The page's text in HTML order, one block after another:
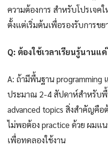
ความต้องการ สำหรับโปรเจค
ตั้งแต่เริ่มต้นเพื่อรองรับการข
Q: ต้องใช้เวลาเรียนรู้นานแ
A: ถ้ามีพื้นฐาน programming
ประมาณ 2-4 สัปดาห์สำหรับ
advanced topics สิ่งสำคัญคือ
ไม่พอต้อง practice ด้วย ผมแ
เพื่อทดลองใช้งาน